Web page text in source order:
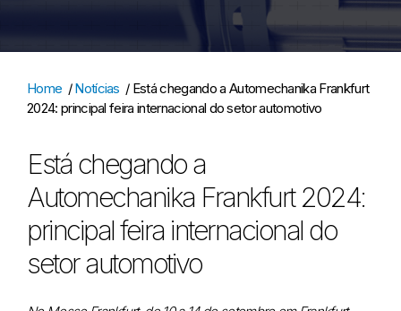
Home /Notícias / Está chegando a Automechanika Frankfurt
2024: principal feira internacional do setor automotivo
Está chegando a
Automechanika Frankfurt 2024:
principal feira internacional do
setor automotivo